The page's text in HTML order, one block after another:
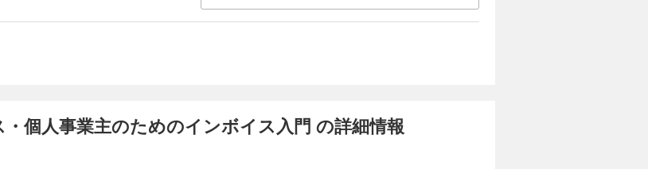
ス発行事業者になる」「免税事業者のままでいる」の2パターン
開始後にすぐに使える便利な書式データのダウンロード特典付
個人事業主のためのインボイス入門 の詳細情報